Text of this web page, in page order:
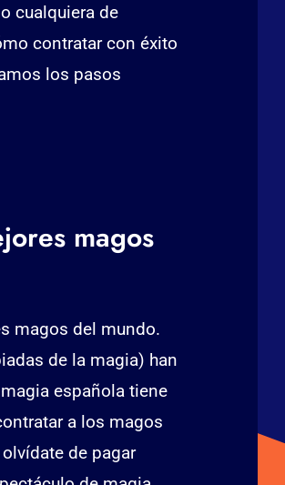
cualquiera de
contratar con éxito
los pasos
magos
magos del mundo.
de la magia) han
española tiene
a los magos
de pagar